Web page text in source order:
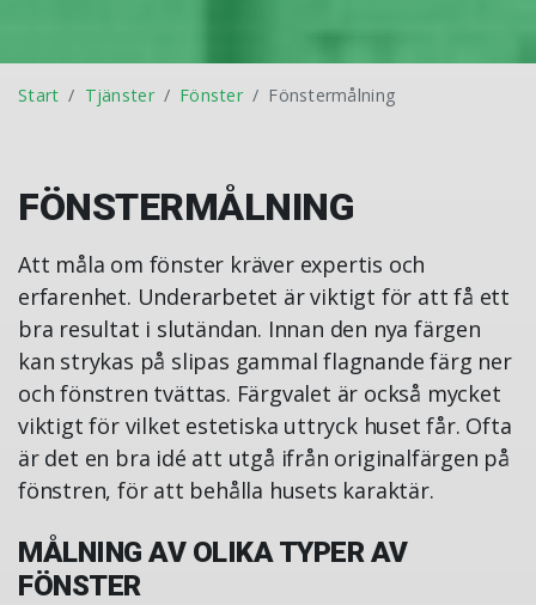
Start Tjänster Fönster Fönstermålning
FÖNSTERMÅLNING
Att måla om fönster kräver expertis och
erfarenhet. Underarbetet är viktigt för att få ett
bra resultat i slutändan. Innan den nya färgen
kan strykas på slipas gammal flagnande färg ner
och fönstren tvättas. Färgvalet är också mycket
viktigt för vilket estetiska uttryck huset får. Ofta
är det en bra idé att utgå ifrån originalfärgen på
fönstren, för att behålla husets karaktär.
MÅLNING AV OLIKA TYPER AV
FÖNSTER